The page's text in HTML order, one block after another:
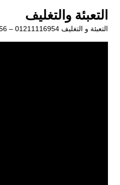
المحتوى
التعبئة والتغليف
التعبئة و التغليف 01211116954 – 01211116956 – 01211116958